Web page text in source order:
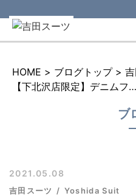
HOME > ブログトップ >
【下北沢店限定】デニムフェア
ブ
2021.05.08
吉田スーツ Yoshida Suit